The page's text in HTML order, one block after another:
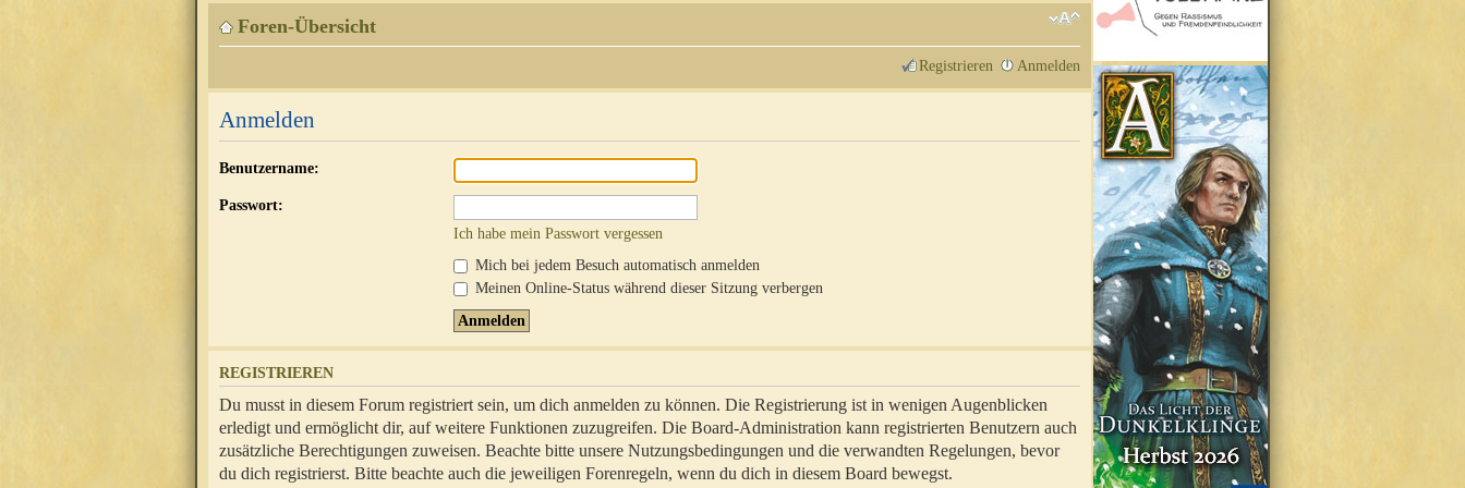
Foren-Übersicht
Registrieren Anmelden
Anmelden
Benutzername:
Passwort:
Ich habe mein Passwort vergessen
Mich bei jedem Besuch automatisch anmelden
Meinen Online-Status während dieser Sitzung verbergen
REGISTRIEREN
Du musst in diesem Forum registriert sein, um dich anmelden zu können. Die Registrierung ist in wenigen Augenblicken
erledigt und ermöglicht dir, auf weitere Funktionen zuzugreifen. Die Board-Administration kann registrierten Benutzern auch
zusätzliche Berechtigungen zuweisen. Beachte bitte unsere Nutzungsbedingungen und die verwandten Regelungen, bevor
du dich registrierst. Bitte beachte auch die jeweiligen Forenregeln, wenn du dich in diesem Board bewegst.